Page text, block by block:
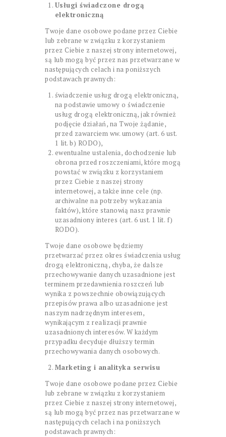
Usługi świadczone drogą
elektroniczną
Twoje dane osobowe podane przez Ciebie
lub zebrane w związku z korzystaniem
przez Ciebie z naszej strony internetowej,
są lub mogą być przez nas przetwarzane w
następujących celach i na poniższych
podstawach prawnych:
świadczenie usług drogą elektroniczną,
na podstawie umowy o świadczenie
usług drogą elektroniczną, jak również
podjęcie działań, na Twoje żądanie,
przed zawarciem ww. umowy (art. 6 ust.
1 lit. b) RODO),
ewentualne ustalenia, dochodzenie lub
obrona przed roszczeniami, które mogą
powstać w związku z korzystaniem
przez Ciebie z naszej strony
internetowej, a także inne cele (np.
archiwalne na potrzeby wykazania
faktów), które stanowią nasz prawnie
uzasadniony interes (art. 6 ust. 1 lit. f)
RODO).
Twoje dane osobowe będziemy
przetwarzać przez okres świadczenia usług
drogą elektroniczną, chyba, że dalsze
przechowywanie danych uzasadnione jest
terminem przedawnienia roszczeń lub
wynika z powszechnie obowiązujących
przepisów prawa albo uzasadnione jest
naszym nadrzędnym interesem,
wynikającym z realizacji prawnie
uzasadnionych interesów. W każdym
przypadku decyduje dłuższy termin
przechowywania danych osobowych.
Marketing i analityka serwisu
Twoje dane osobowe podane przez Ciebie
lub zebrane w związku z korzystaniem
przez Ciebie z naszej strony internetowej,
są lub mogą być przez nas przetwarzane w
następujących celach i na poniższych
podstawach prawnych: